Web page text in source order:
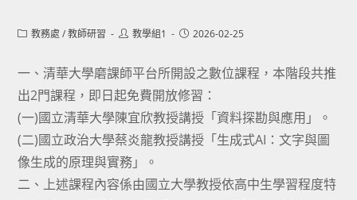
Post教務處 / 教師研習
Post教學組1
Post2026-02-25
一、清華大學磨課師平台所開設之數位課程，本階段共推
出2門課程，即日起免費開放修習：
(一)國立清華大學陳宜欣教授講授「資料探勘與應用」。
(二)國立政治大學蔡炎龍教授講授「生成式AI：文字與圖
像生成的原理與實務」。
二、上述課程內容係由國立大學教授依高中生學習程度特